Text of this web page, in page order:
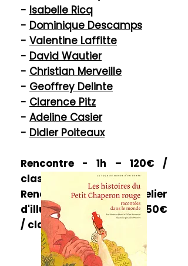
- Isabelle Ricq
- Dominique Descamps
- Valentine Laffitte
- David Wautier
- Christian Merveille
- Geoffrey Delinte
- Clarence Pitz
- Adeline Casier
- Didier Poiteaux​
Rencontre - 1h – 120€ /
classe
Rencontre & atelier
d'illustration - 2h30 - 250€
/ classe